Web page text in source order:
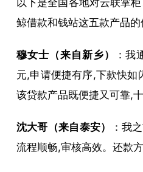
鲸借款和钱站这五款产品
穆女士（来自新乡）
：我
元,申请便捷有序,下款快如
该贷款产品既便捷又可靠,十
沈大哥（来自泰安）
：我
流程顺畅,审核高效。还款